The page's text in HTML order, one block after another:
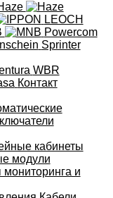
LEOCH
Powercom
Sprinter
WBR
Контакт
кабинеты
модули
и